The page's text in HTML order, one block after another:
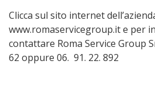
Clicca sul sito internet
www.romaservicegroup.it e per
contattare Roma Service Group
62 oppure 06. 91. 22. 892